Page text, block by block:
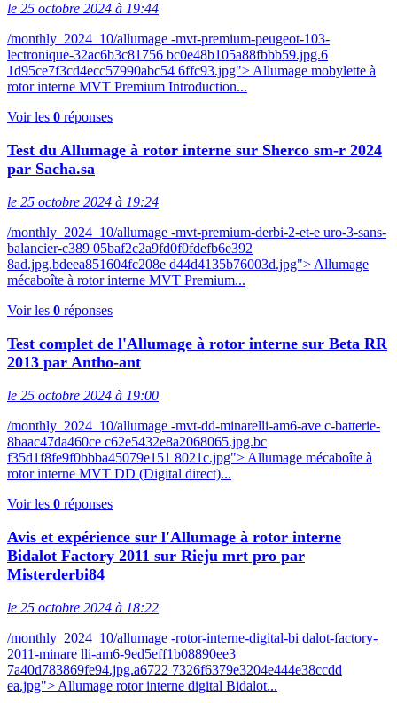
le 25 octobre 2024 à 19:44
/monthly_2024_10/allumage -mvt-premium-peugeot-103-
lectronique-32ac6b3c81756 bc0e48b105a88fbbb59.jpg.6
1d95ce7f3cd4ecc57990abc54 6ffc93.jpg"> Allumage mobylette à
rotor interne MVT Premium Introduction...
Voir les 0 réponses
Test du Allumage à rotor interne sur Sherco sm-r 2024
par Sacha.sa
le 25 octobre 2024 à 19:24
/monthly_2024_10/allumage -mvt-premium-derbi-2-et-e uro-3-sans-
balancier-c389 05baf2c2a9fd0f0fdefb6e392
8ad.jpg.bdeea851604fc208e d44d4135b76003d.jpg"> Allumage
mécaboîte à rotor interne MVT Premium...
Voir les 0 réponses
Test complet de l'Allumage à rotor interne sur Beta RR
2013 par Antho-ant
le 25 octobre 2024 à 19:00
/monthly_2024_10/allumage -mvt-dd-minarelli-am6-ave c-batterie-
8baac47da460ce c62e5432e8a2068065.jpg.bc
f35d1f8fe9f0bbba45079e151 8021c.jpg"> Allumage mécaboîte à
rotor interne MVT DD (Digital direct)...
Voir les 0 réponses
Avis et expérience sur l'Allumage à rotor interne
Bidalot Factory 2011 sur Rieju mrt pro par
Misterderbi84
le 25 octobre 2024 à 18:22
/monthly_2024_10/allumage -rotor-interne-digital-bi dalot-factory-
2011-minare lli-am6-9ed5eff1b08890ee3
7a40d783869fe94.jpg.a6722 7326f6379e3204e444e38ccdd
ea.jpg"> Allumage rotor interne digital Bidalot...